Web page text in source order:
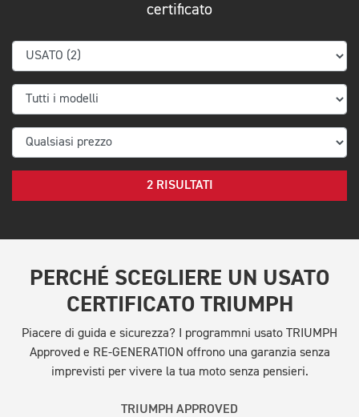
certificato
2 RISULTATI
PERCHÉ SCEGLIERE UN USATO
CERTIFICATO TRIUMPH
Piacere di guida e sicurezza? I programmni usato TRIUMPH
Approved e RE-GENERATION offrono una garanzia senza
imprevisti per vivere la tua moto senza pensieri.
TRIUMPH APPROVED